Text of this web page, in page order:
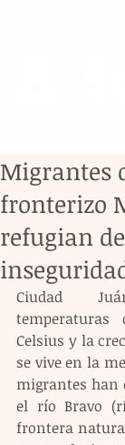
Migrantes
fronterizo
refugian
Ciudad
temperaturas
Celsius y la
se vive en la
migrantes han
el río Bravo
frontera